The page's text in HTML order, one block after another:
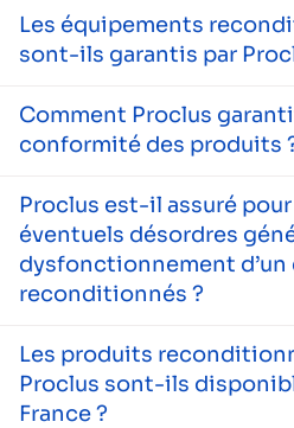
Les équipements
sont-ils garantis par
Comment Proclus
conformité des produits
Proclus est-il assuré pour
éventuels désordres
dysfonctionnement d’un
reconditionnés ?
Les produits
Proclus sont-ils
France ?